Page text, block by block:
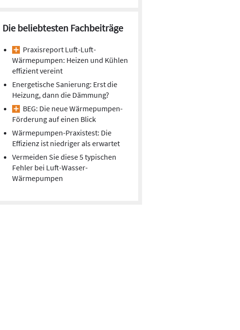
erholt sich: Absatz steigt 2025 um
über 10 Prozent
Nach zwei Jahren rückläufiger Verkaufszahlen
verzeichnet der europäische WP-Markt 2025
eine deutliche Erholung. Stabile
Förderprogramme und sinkende Gaskessel-
Absätze verschieben den Markt zugunsten der
Wärmepumpe – doch die
Die beliebtesten Fachbeiträge
Praxisreport Luft-Luft-
Wärmepumpen: Heizen und Kühlen
effizient vereint
Energetische Sanierung: Erst die
Heizung, dann die Dämmung?
BEG: Die neue Wärmepumpen-
Förderung auf einen Blick
Wärmepumpen-Praxistest: Die
Effizienz ist niedriger als erwartet
Vermeiden Sie diese 5 typischen
Fehler bei Luft-Wasser-
Wärmepumpen